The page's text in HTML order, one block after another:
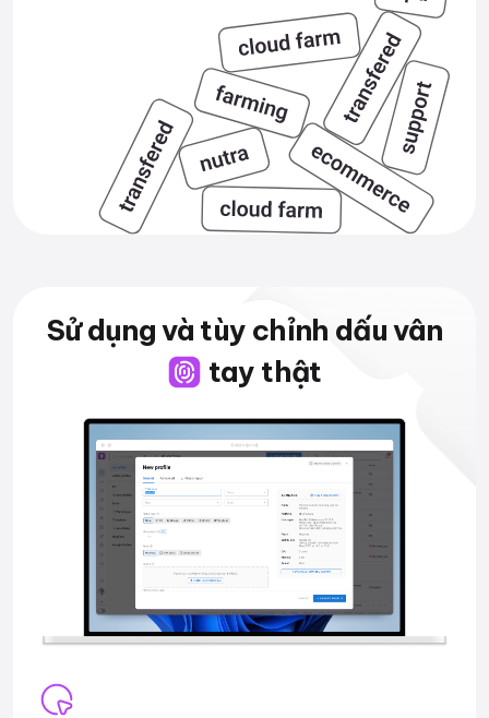
Sử dụng và tùy chỉnh dấu vân
tay thật